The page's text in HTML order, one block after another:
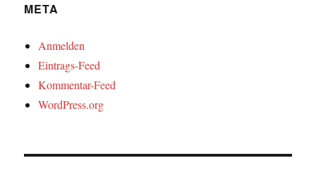
META
Anmelden
Eintrags-Feed
Kommentar-Feed
WordPress.org